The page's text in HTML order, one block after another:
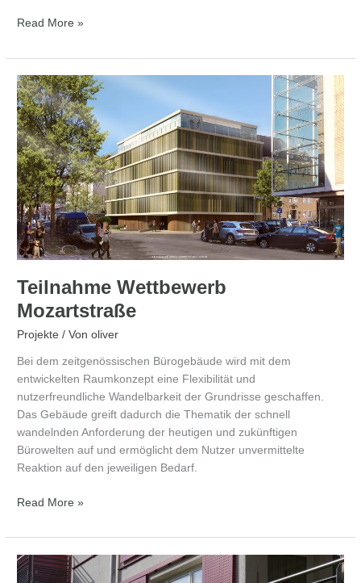
Read More »
Teilnahme Wettbewerb
Mozartstraße
Projekte / Vonoliver
Bei dem zeitgenössischen Bürogebäude wird mit dem
entwickelten Raumkonzept eine Flexibilität und
nutzerfreundliche Wandelbarkeit der Grundrisse geschaffen.
Das Gebäude greift dadurch die Thematik der schnell
wandelnden Anforderung der heutigen und zukünftigen
Bürowelten auf und ermöglicht dem Nutzer unvermittelte
Reaktion auf den jeweiligen Bedarf.
Teilnahme
Wettbewerb
Mozartstraße
Read More »
Mehrfamilienhaus
–